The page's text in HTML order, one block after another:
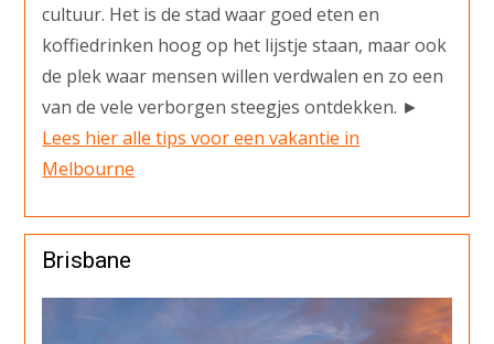
cultuur. Het is de stad waar goed eten en
koffiedrinken hoog op het lijstje staan, maar ook
de plek waar mensen willen verdwalen en zo een
van de vele verborgen steegjes ontdekken. ►
Lees hier alle tips voor een vakantie in
Melbourne
Brisbane